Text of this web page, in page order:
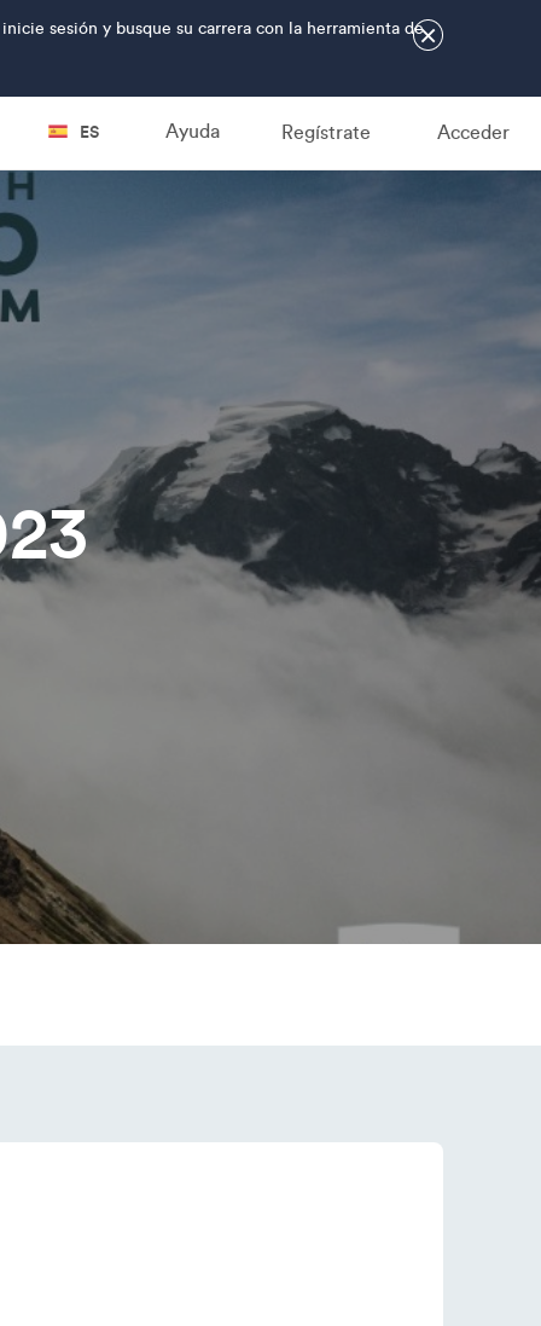
×
sesión y busque su carrera con la herramienta de
Regístrate Acceder
ES Ayuda